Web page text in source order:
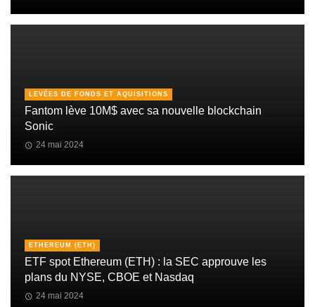
LEVÉES DE FONDS ET AQUISITIONS
Fantom lève 10M$ avec sa nouvelle blockchain
Sonic
24 mai 2024
ETHEREUM (ETH)
ETF spot Ethereum (ETH) : la SEC approuve les
plans du NYSE, CBOE et Nasdaq
24 mai 2024